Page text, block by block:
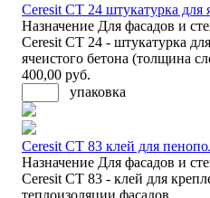
Ceresit CT 24 штукатурка для
Назначение Для фасадов и
Ceresit CT 24 - штукатурка
ячеистого бетона (толщина
400,00 руб.
упаковка
Ceresit CT 83 клей для
Назначение Для фасадов и
Ceresit CT 83 - клей для
теплоизоляции фасадов.